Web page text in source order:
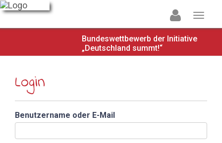
Bundeswettbewerb der Initiative
„Deutschland summt!“
Login
Benutzername oder E-Mail